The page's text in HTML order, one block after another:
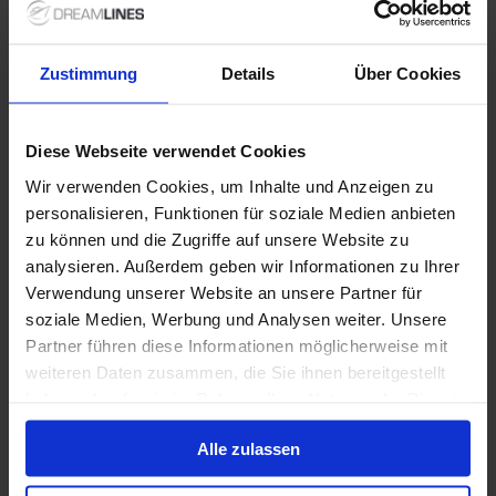
Zustimmung Details Über Cookies
Diese Webseite verwendet Cookies
Wir verwenden Cookies, um Inhalte und Anzeigen zu
personalisieren, Funktionen für soziale Medien anbieten
zu können und die Zugriffe auf unsere Website zu
analysieren. Außerdem geben wir Informationen zu Ihrer
Verwendung unserer Website an unsere Partner für
soziale Medien, Werbung und Analysen weiter. Unsere
Partner führen diese Informationen möglicherweise mit
weiteren Daten zusammen, die Sie ihnen bereitgestellt
gesammelt haben.
Alle zulassen
Verdere informatie
Optionele diensten
Niet inbegrepen diensten
1 / 41
AIDAprima
4.2 /516 Beoordelingen
Kom aan boord van het modernste en meest
innovatieve schip van de AIDA-vloot. Ervaar een
onvergetelijke vakantie in exclusieve sfeer met een